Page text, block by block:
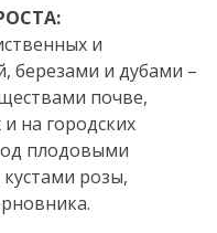
и
березами и дубами –
почве,
и на городских
плодовыми
розы,